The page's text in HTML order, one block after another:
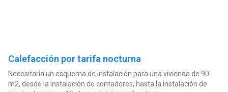
Calefacción por tarifa nocturna
Necesitaría un esquema de instalación para una vivienda de 90
m2, desde la instalación de contadores, hasta la instalación de